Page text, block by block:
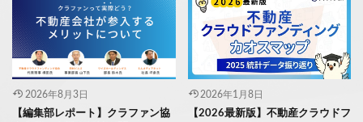
2026年8月3日
【編集部レポート】クラファン協
2026年1月8日
【2026最新版】不動産クラウドフ